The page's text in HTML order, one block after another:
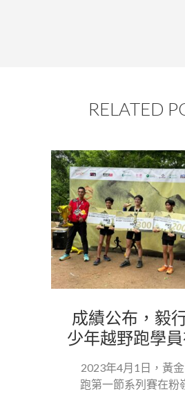
RELATED
成績公布，毅
少年越野跑學員
2023年4月1日，黃
跑第一節系列賽在粉